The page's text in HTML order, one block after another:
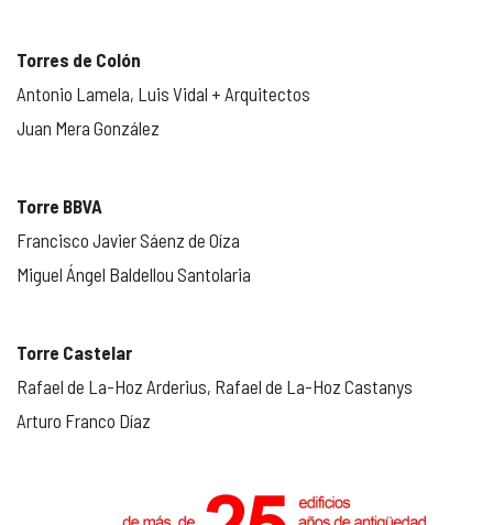
Torres de Colón
Antonio Lamela, Luis Vidal + Arquitectos
Juan Mera González
Torre BBVA
Francisco Javier Sáenz de Oíza
Miguel Ángel Baldellou Santolaria
Torre Castelar
Rafael de La-Hoz Arderius, Rafael de La-Hoz Castanys
Arturo Franco Díaz